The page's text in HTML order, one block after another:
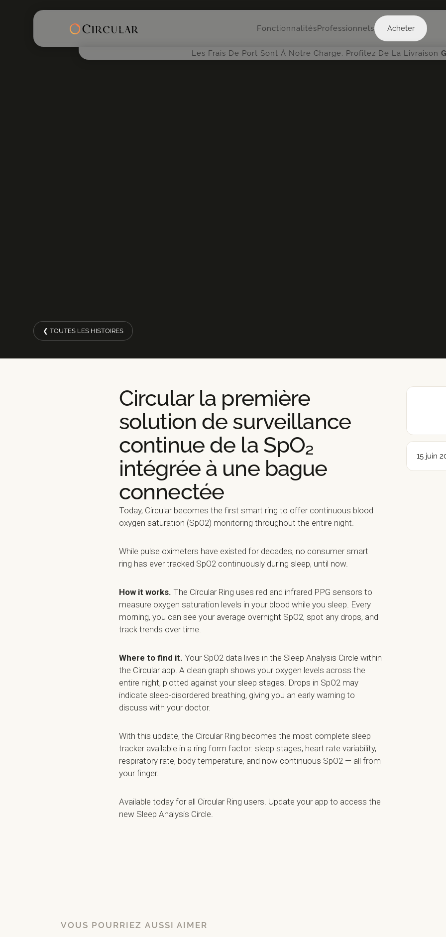
FonctionnalitésProfessionnels
Acheter
Acheter
Les Frais De Port Sont À Notre Charge. Profitez De La Livraison
❮ TOUTES LES HISTOIRES
Circular la première
solution de surveillance
continue de la SpO₂
intégrée à une bague
connectée
Today, Circular becomes the first smart ring to offer continuous blood
oxygen saturation (SpO2) monitoring throughout the entire night.
While pulse oximeters have existed for decades, no consumer smart
ring has ever tracked SpO2 continuously during sleep, until now.
How it works. The Circular Ring uses red and infrared PPG sensors to
measure oxygen saturation levels in your blood while you sleep. Every
morning, you can see your average overnight SpO2, spot any drops, and
track trends over time.
Where to find it. Your SpO2 data lives in the Sleep Analysis Circle within
the Circular app. A clean graph shows your oxygen levels across the
entire night, plotted against your sleep stages. Drops in SpO2 may
indicate sleep-disordered breathing, giving you an early warning to
discuss with your doctor.
With this update, the Circular Ring becomes the most complete sleep
tracker available in a ring form factor: sleep stages, heart rate variability,
respiratory rate, body temperature, and now continuous SpO2 — all from
your finger.
Available today for all Circular Ring users. Update your app to access the
new Sleep Analysis Circle.
15 juin
VOUS POURRIEZ AUSSI AIMER